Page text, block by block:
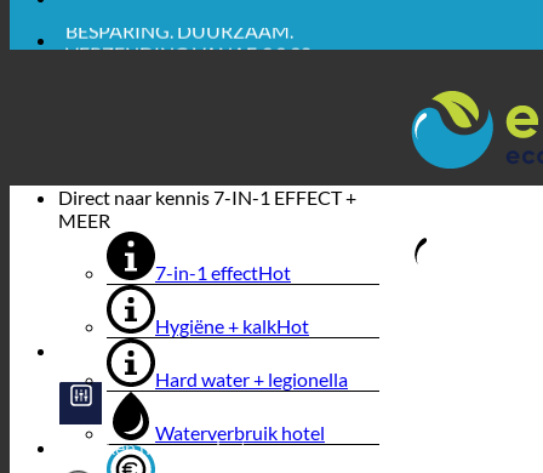
VERZENDING VANAF € 3,90
Direct naar kennis7-IN-1 EFFECT +
MEER
7-in-1 effect
Hygiëne + kalk
Hard water + legionella
Waterverbruik hotel